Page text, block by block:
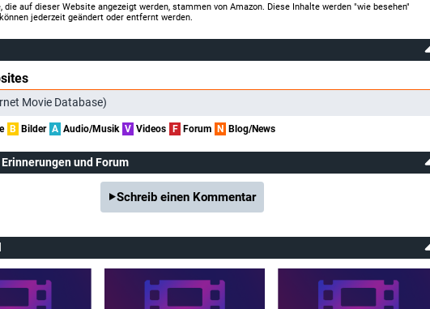
auf dieser Website angezeigt werden, stammen von Amazon. Diese Inhalte werden "wie besehen"
jederzeit geändert oder entfernt werden.
Movie Database)
B Bilder A Audio/Musik V Videos F Forum N Blog/News
Erinnerungen und Forum
Schreib einen Kommentar